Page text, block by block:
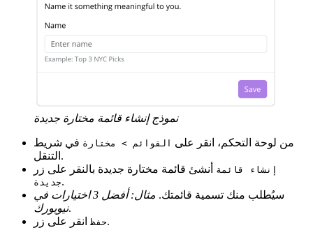
نموذج إنشاء قائمة مختارة جديدة
من لوحة التحكم، انقر على القوائم > مختارة في شريط
التنقل.
إنشاء قائمة
جديدة.
سيُطلب منك تسمية قائمتك.
مثال: أفضل 3 اختيارات في
نيويورك.
حفظ.